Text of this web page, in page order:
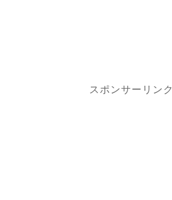
スポンサーリンク